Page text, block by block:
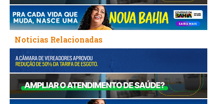
Noticias Relacionadas